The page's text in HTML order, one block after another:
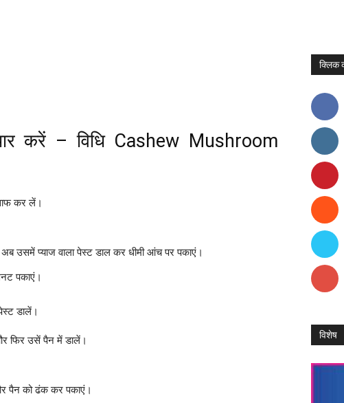
करें – विधि Cashew Mushroom
कर लें।
उसमें प्याज वाला पेस्ट डाल कर धीमी आंच पर पकाएं।
पकाएं।
डालें।
फिर उसें पैन में डालें।
पैन को ढंक कर पकाएं।
क्लिक
विशेष